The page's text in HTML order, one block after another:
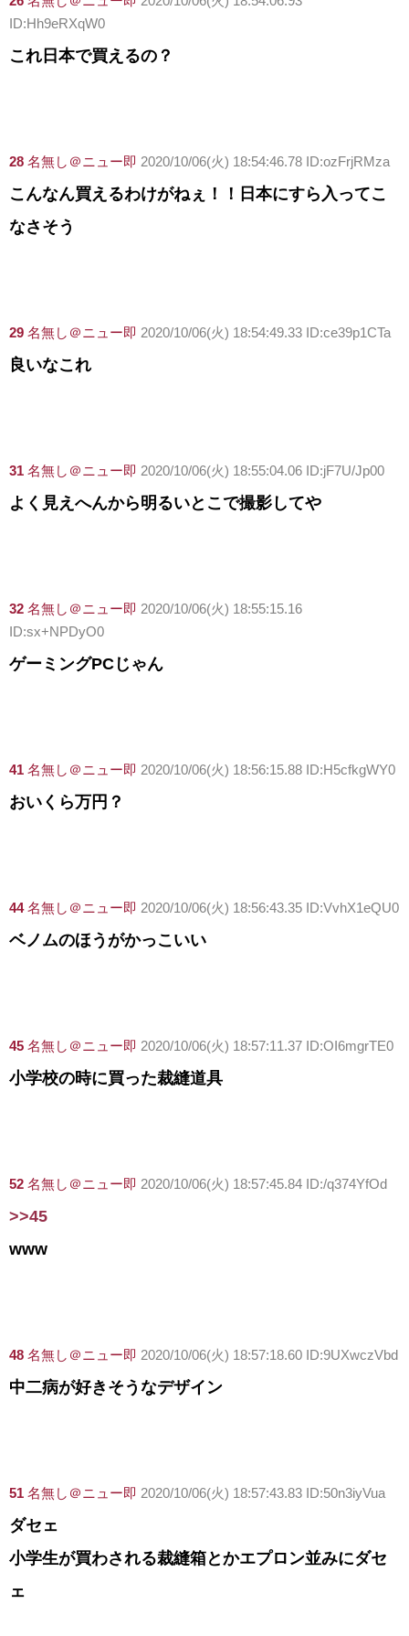
ID:Hh9eRXqW0
これ日本で買えるの？
28 名無し＠ニュー即 2020/10/06(火) 18:54:46.78 ID:ozFrjRMza
こんなん買えるわけがねぇ！！日本にすら入ってこ
なさそう
29 名無し＠ニュー即 2020/10/06(火) 18:54:49.33 ID:ce39p1CTa
良いなこれ
31 名無し＠ニュー即 2020/10/06(火) 18:55:04.06 ID:jF7U/Jp00
よく見えへんから明るいとこで撮影してや
32 名無し＠ニュー即 2020/10/06(火) 18:55:15.16
ID:sx+NPDyO0
ゲーミングPCじゃん
41 名無し＠ニュー即 2020/10/06(火) 18:56:15.88 ID:H5cfkgWY0
おいくら万円？
44 名無し＠ニュー即 2020/10/06(火) 18:56:43.35 ID:VvhX1eQU0
ベノムのほうがかっこいい
45 名無し＠ニュー即 2020/10/06(火) 18:57:11.37 ID:OI6mgrTE0
小学校の時に買った裁縫道具
52 名無し＠ニュー即 2020/10/06(火) 18:57:45.84 ID:/q374YfOd
>>45
www
48 名無し＠ニュー即 2020/10/06(火) 18:57:18.60 ID:9UXwczVbd
中二病が好きそうなデザイン
51 名無し＠ニュー即 2020/10/06(火) 18:57:43.83 ID:50n3iyVua
ダセェ
小学生が買わされる裁縫箱とかエプロン並みにダセ
ェ